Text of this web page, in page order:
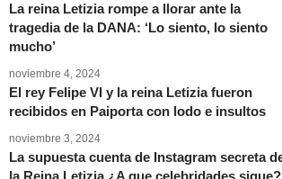
La reina Letizia rompe a llorar ante la
tragedia de la DANA: ‘Lo siento, lo siento
mucho’
noviembre 4, 2024
El rey Felipe VI y la reina Letizia fueron
recibidos en Paiporta con lodo e insultos
noviembre 3, 2024
La supuesta cuenta de Instagram secreta
la Reina Letizia ¿A que celebridades sigue?